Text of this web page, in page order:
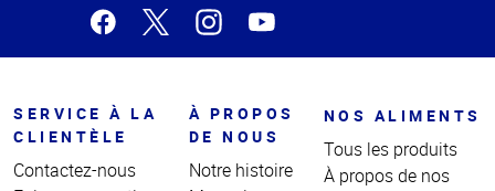
SERVICE À LA
CLIENTÈLE
Contactez-nous
À PROPOS
DE NOUS
Notre histoire
NOS ALIMENTS
Tous les produits
À propos de nos